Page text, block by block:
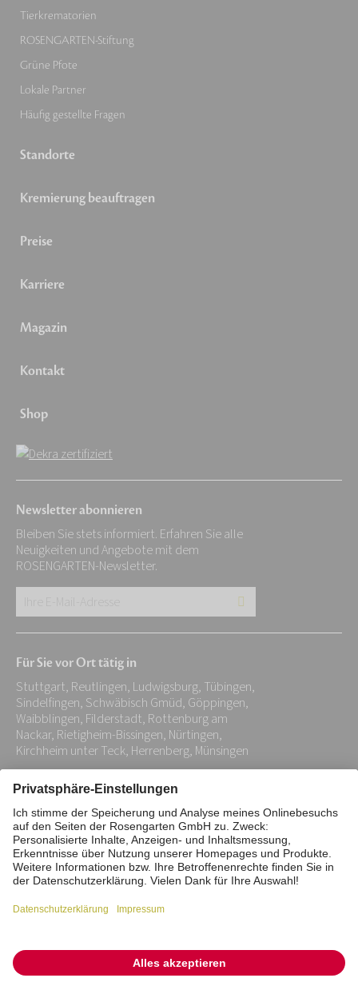
Tierkrematorien
ROSENGARTEN-Stiftung
Grüne Pfote
Lokale Partner
Häufig gestellte Fragen
Standorte
Kremierung beauftragen
Preise
Karriere
Magazin
Kontakt
Shop
Newsletter abonnieren
Bleiben Sie stets informiert. Erfahren Sie alle
Neuigkeiten und Angebote mit dem
ROSENGARTEN-Newsletter.
Adresse:
*
Für Sie vor Ort tätig in
Stuttgart, Reutlingen, Ludwigsburg, Tübingen,
Sindelfingen, Schwäbisch Gmüd, Göppingen,
Waibblingen, Filderstadt, Rottenburg am
Nackar, Rietigheim-Bissingen, Nürtingen,
Kirchheim unter Teck, Herrenberg, Münsingen
Impressum Datenschutz
Stiftung
Interne Meldestelle
Zahlungsmittel
Barrierefreiheitserklärung
Vertrag widerrufen